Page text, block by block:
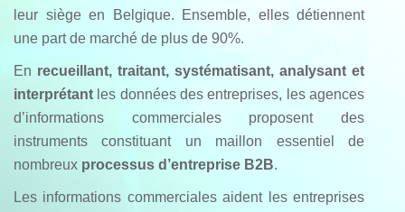
leur siège en Belgique. Ensemble, elles détiennent
une part de marché de plus de 90%.
En recueillant, traitant, systématisant, analysant et
interprétant les données des entreprises, les agences
d’informations commerciales proposent des
instruments constituant un maillon essentiel de
nombreux processus d’entreprise B2B.
Les informations commerciales aident les entreprises